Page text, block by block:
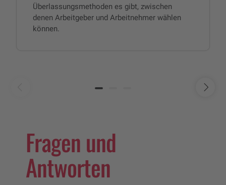
Überlassungsmethoden es gibt, zwischen
denen Arbeitgeber und Arbeitnehmer wählen
können.
Fragen und
Antworten